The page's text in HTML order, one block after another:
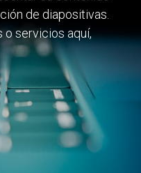
de diapositivas.
servicios aquí,